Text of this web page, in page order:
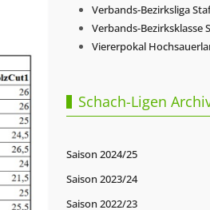
Verbands-Bezirksliga
Verbands-Bezirksklasse
Viererpokal
Schach-Ligen
Saison 2024/25
Saison 2023/24
Saison 2022/23